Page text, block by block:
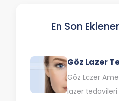
En Son
Göz Lazer
Göz Lazer
lazer tedavileri